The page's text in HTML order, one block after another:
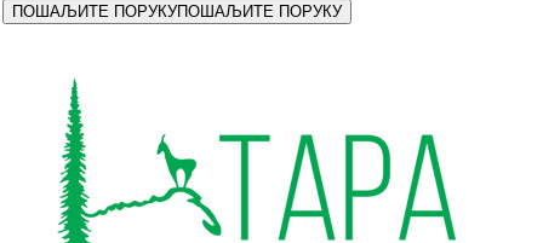
ПОШАЉИТЕ ПОРУКУПОШАЉИТЕ ПОРУКУ